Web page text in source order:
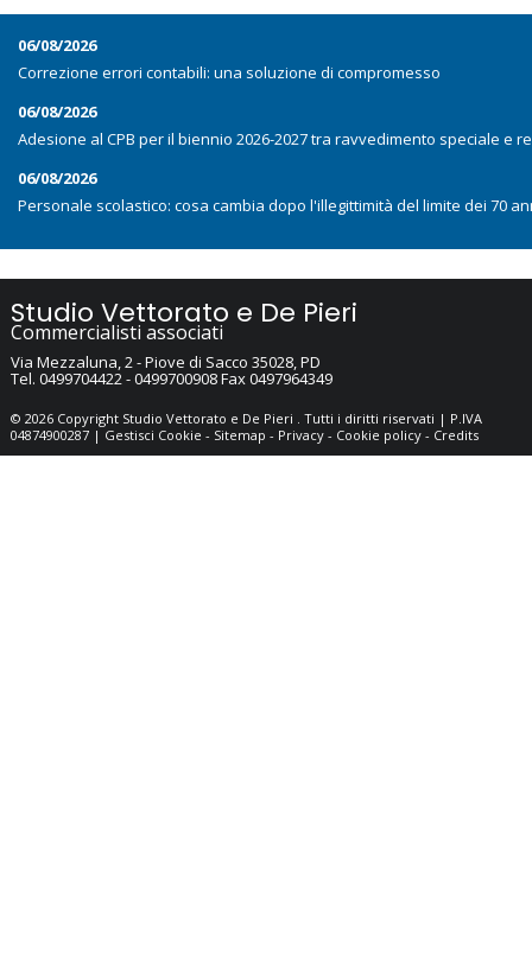
06/08/2026
Correzione errori contabili: una soluzione di compromesso
06/08/2026
Adesione al CPB per il biennio 2026-2027 tra ravvedimento speciale e
06/08/2026
Personale scolastico: cosa cambia dopo l'illegittimità del limite dei 70
Studio Vettorato e De Pieri
Commercialisti associati
Via Mezzaluna, 2 -Piove di Sacco 35028,PD
Tel. 0499704422 - 0499700908Fax0497964349
© 2026 Copyright Studio Vettorato e De Pieri . Tutti i diritti riservati | P.IVA
04874900287 | Gestisci Cookie - Sitemap - Privacy- Cookie policy- Credits